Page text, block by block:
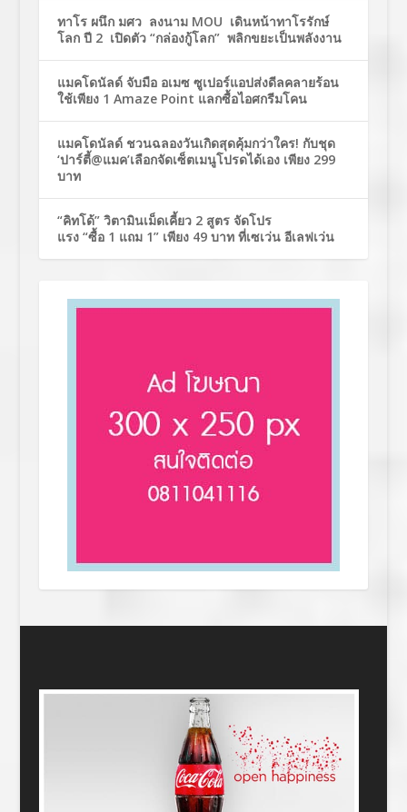
ทาโร ผนึก มศว ลงนาม MOU เดินหน้าทาโรรักษ์
โลก ปี 2 เปิดตัว “กล่องกู้โลก” พลิกขยะเป็นพลังงาน
แมคโดนัลด์ จับมือ อเมซ ซูเปอร์แอปส่งดีลคลายร้อน
ใช้เพียง 1 Amaze Point แลกซื้อไอศกรีมโคน
แมคโดนัลด์ ชวนฉลองวันเกิดสุดคุ้มกว่าใคร! กับชุด
‘ปาร์ตี้@แมค’เลือกจัดเซ็ตเมนูโปรดได้เอง เพียง 299
บาท
“คิทโด้” วิตามินเม็ดเคี้ยว 2 สูตร จัดโปร
แรง “ซื้อ 1 แถม 1” เพียง 49 บาท ที่เซเว่น อีเลฟเว่น